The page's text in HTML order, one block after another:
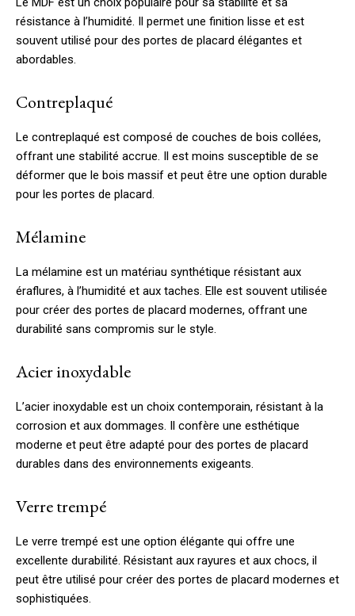
résistance à l’humidité. Il permet une finition lisse et est
souvent utilisé pour des portes de placard élégantes et
abordables.
Contreplaqué
Le contreplaqué est composé de couches de bois collées,
offrant une stabilité accrue. Il est moins susceptible de se
déformer que le bois massif et peut être une option durable
pour les portes de placard.
Mélamine
La mélamine est un matériau synthétique résistant aux
éraflures, à l’humidité et aux taches. Elle est souvent utilisée
pour créer des portes de placard modernes, offrant une
durabilité sans compromis sur le style.
Acier inoxydable
L’acier inoxydable est un choix contemporain, résistant à la
corrosion et aux dommages. Il confère une esthétique
moderne et peut être adapté pour des portes de placard
durables dans des environnements exigeants.
Verre trempé
Le verre trempé est une option élégante qui offre une
excellente durabilité. Résistant aux rayures et aux chocs, il
peut être utilisé pour créer des portes de placard modernes et
sophistiquées.